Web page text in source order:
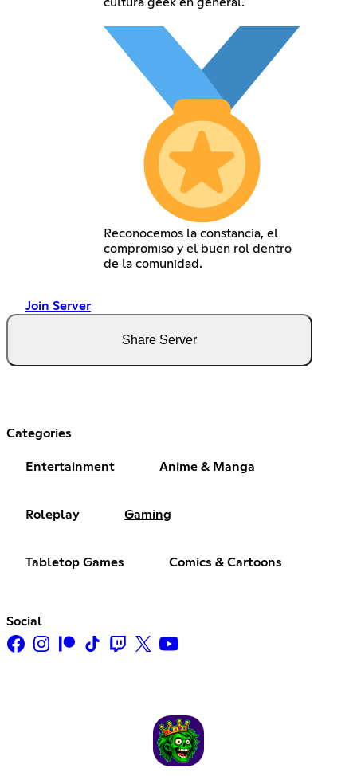
cultura geek en general.
Reconocemos la constancia, el
compromiso y el buen rol dentro
de la comunidad.
Join Server
Share Server
Categories
Entertainment Anime & Manga
Roleplay Gaming
Tabletop Games Comics & Cartoons
Social